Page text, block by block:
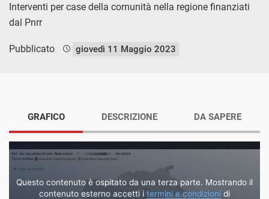
Interventi per case della comunità nella regione finanziati
dal Pnrr
Pubblicato giovedì 11 Maggio 2023
GRAFICO
Questo contenuto è ospitato da una terza parte. Mostrando il
contenuto esterno accetti i termini e condizioni di
DESCRIZIONE DA SAPERE